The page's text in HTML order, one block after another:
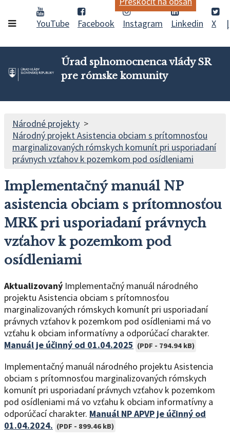
YouTube
Facebook Instagram Linkedin X
Úrad splnomocnenca vlády SR
pre rómske komunity
Národné projekty
Národný projekt Asistencia obciam s prítomnosťou
marginalizovaných rómskych komunít pri usporiadaní
právnych vzťahov k pozemkom pod osídleniami
Implementačný manuál NP
asistencia obciam s prítomnosťou
MRK pri usporiadaní právnych
vzťahov k pozemkom pod
osídleniami
Aktualizovaný Implementačný manuál národného
projektu Asistencia obciam s prítomnosťou
marginalizovaných rómskych komunít pri usporiadaní
právnych vzťahov k pozemkom pod osídleniami má vo
vzťahu k obciam informatívny a odporúčací charakter.
Manuál je účinný od 01.04.2025 (PDF - 794.94 kB)
Implementačný manuál národného projektu Asistencia
obciam s prítomnosťou marginalizovaných rómskych
komunít pri usporiadaní právnych vzťahov k pozemkom
pod osídleniami má vo vzťahu k obciam informatívny a
odporúčací charakter. Manuál NP APVP je účinný od
01.04.2024. (PDF - 899.46 kB)